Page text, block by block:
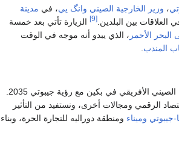
، وزير الخارجية الصيني وانگ يي، في مدينة
بين البلدين. [9]
الزيارة تأتي بعد خمسة
الأحمر ، الذي يبدو أنه موجه في الوقت
المندب
الرقمي ومجالات أخرى، ونستفيد من التأثير
جيبوتي وميناء ومنطقة دوراليه للتجارة الحرة، وبناء